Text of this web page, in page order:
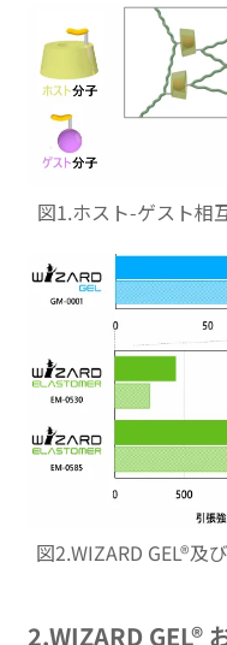
図1.ホスト-ゲスト相
図2.WIZARD GEL®及
2.WIZARD GEL®